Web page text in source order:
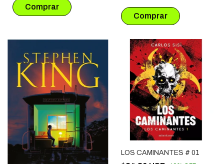
LOS CAMINANTES # 01